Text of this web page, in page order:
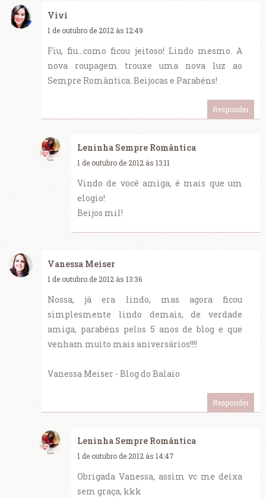
Vivi
1 de outubro de 2012 às 12:49
Fiu, fiu...como ficou jeitoso! Lindo mesmo. A
nova roupagem trouxe uma nova luz ao
Sempre Romântica. Beijocas e Parabéns!
Responder
Leninha Sempre Romântica
1 de outubro de 2012 às 13:11
Vindo de você amiga, é mais que um
elogio!
Beijos mil!
Vanessa Meiser
1 de outubro de 2012 às 13:36
Nossa, já era lindo, mas agora ficou
simplesmente lindo demais, de verdade
amiga, parabéns pelos 5 anos de blog e que
venham muito mais aniversários!!!!
Vanessa Meiser - Blog do Balaio
Responder
Leninha Sempre Romântica
1 de outubro de 2012 às 14:47
Obrigada Vanessa, assim vc me deixa
sem graça, kkk